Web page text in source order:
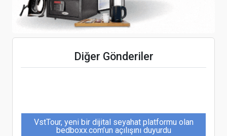
Diğer Gönderiler
Kalitesi Artıyor
VstTour, yeni bir dijital seyahat platformu olan
bedboxx.com’un açılışını duyurdu